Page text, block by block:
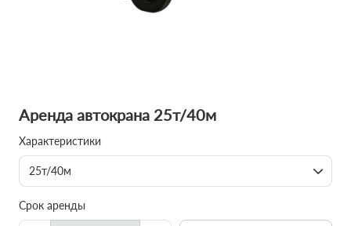
Аренда автокрана 25т/40м
Характеристики
25т/40м
Срок аренды